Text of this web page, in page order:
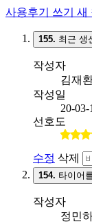
사용후기 쓰기 새
155. 최근 생
작성자
김재
작성일
20-03-
선호도
수정 삭제
154. 타이어
작성자
정민